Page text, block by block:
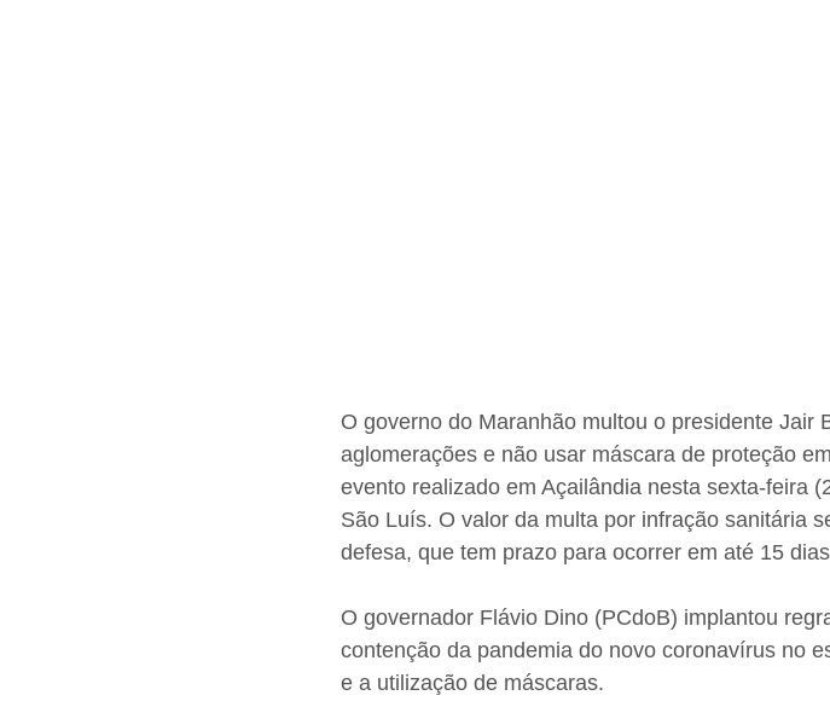
O governo do Maranhão multou o presidente Jair
aglomerações e não usar máscara de proteção
evento realizado em Açailândia nesta sexta-feira
São Luís. O valor da multa por infração sanitária
defesa, que tem prazo para ocorrer em até 15
O governador Flávio Dino (PCdoB) implantou
contenção da pandemia do novo coronavírus no
e a utilização de máscaras.